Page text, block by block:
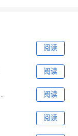
阅读
阅读
阅读
阅读